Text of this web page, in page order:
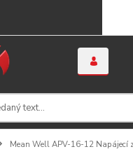
Mean Well APV-16-12 Napájecí